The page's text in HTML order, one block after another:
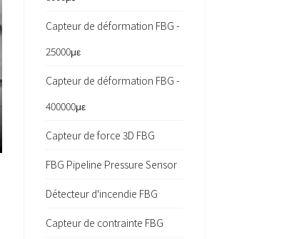
Capteur de déformation FBG -
25000με
Capteur de déformation FBG -
400000με
Capteur de force 3D FBG
FBG Pipeline Pressure Sensor
Détecteur d'incendie FBG
Capteur de contrainte FBG